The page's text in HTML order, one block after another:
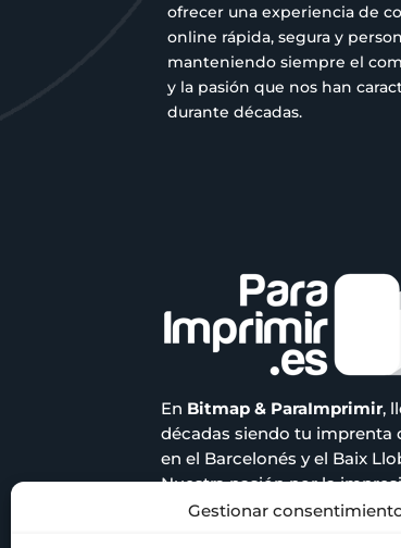
Gestionar
ofrecer una experiencia de
online rápida, segura y
manteniendo siempre el
y la pasión que nos han
durante décadas.
En Bitmap & ParaImprimir,
décadas siendo tu imprenta
en el Barcelonés y el Baix
Nuestra pasión por la
compromiso con la calidad